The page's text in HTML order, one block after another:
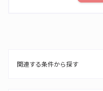
関連する条件から探す